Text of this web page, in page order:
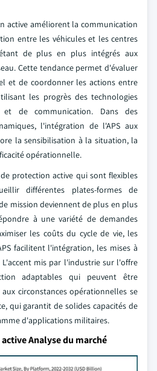
active améliorent la communication
entre les véhicules et les centres
de plus en plus intégrés aux
Cette tendance permet d'évaluer
et de coordonner les actions entre
les progrès des technologies
et de communication. Dans des
l'intégration de l'APS aux
la sensibilisation à la situation, la
opérationnelle.
protection active qui sont flexibles
différentes plates-formes de
mission deviennent de plus en plus
à une variété de demandes
les coûts du cycle de vie, les
facilitent l'intégration, les mises à
mis par l'industrie sur l'offre
adaptables qui peuvent être
circonstances opérationnelles se
qui garantit de solides capacités de
d'applications militaires.
Analyse du marché